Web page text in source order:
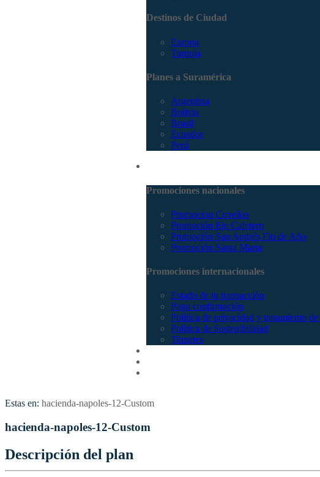
Destinos de Ciudad
Europa
Turquía
Planes a Suramérica
Argentina
Bolivia
Brasil
Ecuador
Perú
Promociones nacionales
Promocion Coveñas
Promoción Eje Cafetero
Promoción San Andrés Fin de Año
Promoción Santa Marta
Promociones internacionales
Estado de tu transacción
Pago confirmación
Política de privacidad y tratamiento de
Política de Sostenibilidad
Tiquetes
Estas en: hacienda-napoles-12-Custom
hacienda-napoles-12-Custom
Descripción del plan